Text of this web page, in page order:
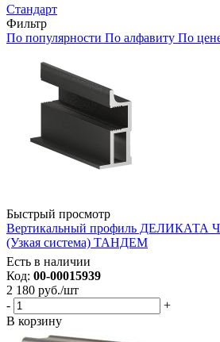
Стандарт
Фильтр
По популярности По алфавиту По
Быстрый просмотр
Вертикальный профиль ДЕЛИКАТА
(Узкая система) ТАНДЕМ
Есть в наличии
Код: 00-00015939
2 180 руб./шт
-
+
В корзину